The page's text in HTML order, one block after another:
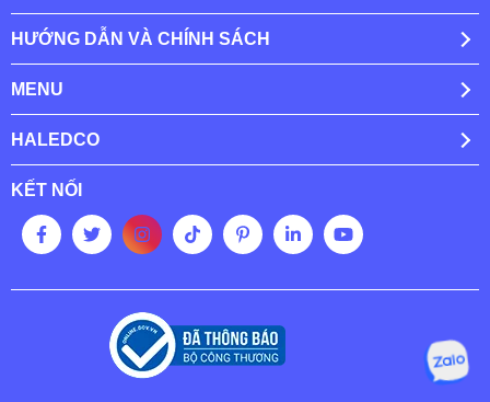
HƯỚNG DẪN VÀ CHÍNH SÁCH
MENU
HALEDCO
KẾT NỐI